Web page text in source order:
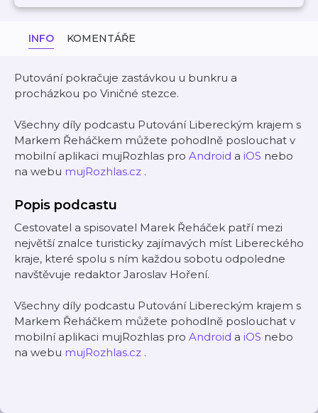
INFO KOMENTÁŘE
Putování pokračuje zastávkou u bunkru a
procházkou po Viničné stezce.
Všechny díly podcastu Putování Libereckým krajem s
Markem Řeháčkem můžete pohodlně poslouchat v
mobilní aplikaci mujRozhlas pro Android a iOS nebo
na webu mujRozhlas.cz .
Popis podcastu
Cestovatel a spisovatel Marek Řeháček patří mezi
největší znalce turisticky zajímavých míst Libereckého
kraje, které spolu s ním každou sobotu odpoledne
navštěvuje redaktor Jaroslav Hoření.
Všechny díly podcastu Putování Libereckým krajem s
Markem Řeháčkem můžete pohodlně poslouchat v
mobilní aplikaci mujRozhlas pro Android a iOS nebo
na webu mujRozhlas.cz .